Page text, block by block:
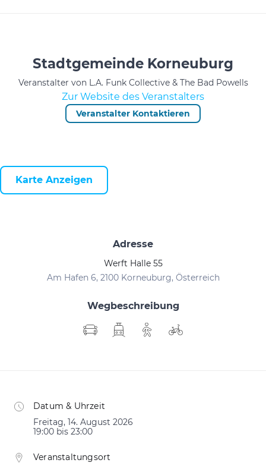
Stadtgemeinde Korneuburg
Veranstalter von L.A. Funk Collective & The Bad Powells
Zur Website des Veranstalters
Veranstalter Kontaktieren
Karte Anzeigen
Adresse
Werft Halle 55
Am Hafen 6, 2100 Korneuburg, Österreich
Wegbeschreibung
Datum & Uhrzeit
Freitag, 14. August 2026
19:00 bis 23:00
Veranstaltungsort